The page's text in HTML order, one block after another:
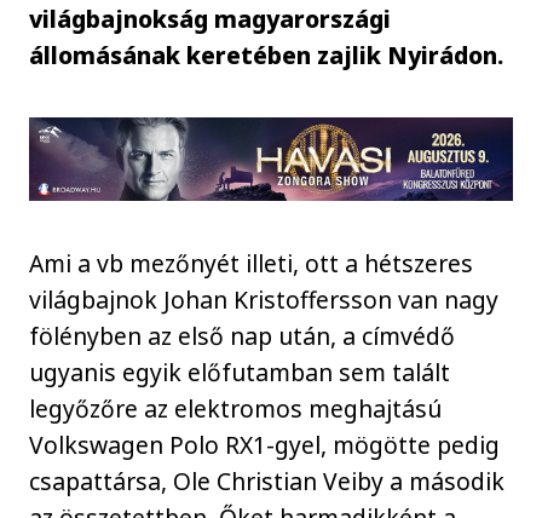
világbajnokság magyarországi
állomásának keretében zajlik Nyirádon.
Ami a vb mezőnyét illeti, ott a hétszeres
világbajnok Johan Kristoffersson van nagy
fölényben az első nap után, a címvédő
ugyanis egyik előfutamban sem talált
legyőzőre az elektromos meghajtású
Volkswagen Polo RX1-gyel, mögötte pedig
csapattársa, Ole Christian Veiby a második